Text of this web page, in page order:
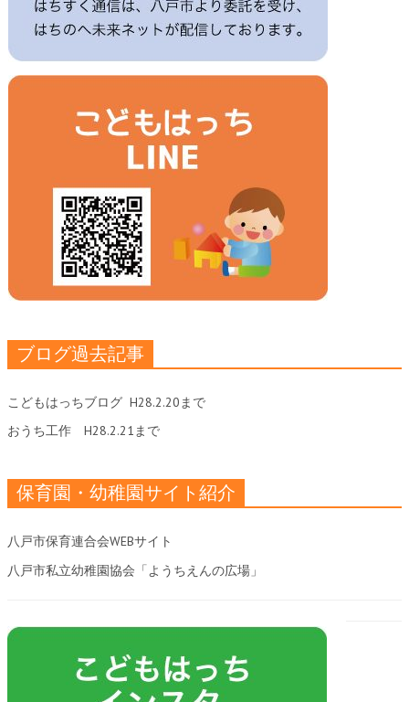
ブログ過去記事
こどもはっちブログ H28.2.20まで
おうち工作 H28.2.21まで
保育園・幼稚園サイト紹介
八戸市保育連合会WEBサイト
八戸市私立幼稚園協会「ようちえんの広場」